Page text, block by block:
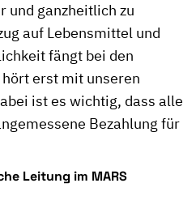
und ganzheitlich zu
auf Lebensmittel und
fängt bei den
erst mit unseren
ist es wichtig, dass alle
Bezahlung für
Leitung im MARS